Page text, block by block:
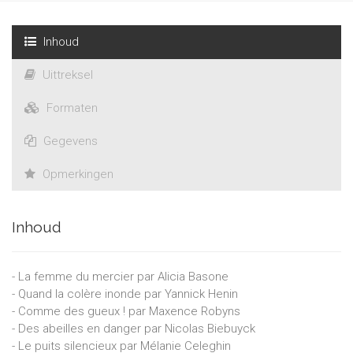
Ont contribué à ce volume:
Marie-Charlotte Castellini, Mélanie Celeghin, Cyril Depuydt,
Yannick Henin, Florence Loubris, François-Xavier Nolmans,
Maxime Toussaint, Alan Uyttebrouck
Inhoud
Uittreksel
Formaten
Gegevens
Opmerkingen
Inhoud
- La femme du mercier par Alicia Basone
- Quand la colère inonde par Yannick Henin
- Comme des gueux ! par Maxence Robyns
- Des abeilles en danger par Nicolas Biebuyck
- Le puits silencieux par Mélanie Celeghin